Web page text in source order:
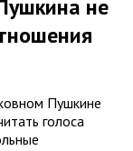
не
Пушкине
голоса